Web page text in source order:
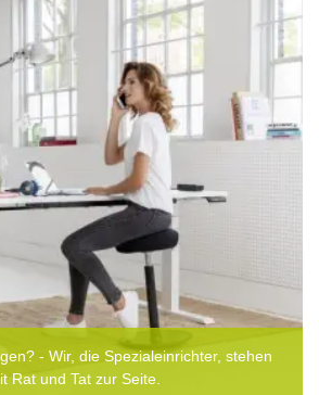
- Wir, die Spezialeinrichter, stehen
Rat und Tat zur Seite.